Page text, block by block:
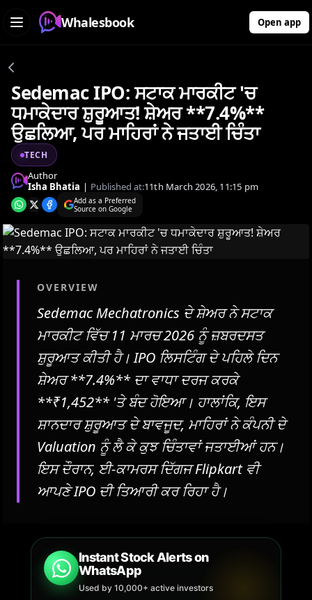
Whalesbook Open app
Sedemac IPO: ਸਟਾਕ ਮਾਰਕੀਟ 'ਚ
ਧਮਾਕੇਦਾਰ ਸ਼ੁਰੂਆਤ! ਸ਼ੇਅਰ **7.4%**
ਉਛਲਿਆ, ਪਰ ਮਾਹਿਰਾਂ ਨੇ ਜਤਾਈ ਚਿੰਤਾ
TECH
Author
Isha Bhatia | Published at:11th March 2026, 11:15 pm
Add as a Preferred
Source on Google
OVERVIEW
Sedemac Mechatronics ਦੇ ਸ਼ੇਅਰ ਨੇ ਸਟਾਕ
ਮਾਰਕੀਟ ਵਿੱਚ 11 ਮਾਰਚ 2026 ਨੂੰ ਜ਼ਬਰਦਸਤ
ਸ਼ੁਰੂਆਤ ਕੀਤੀ ਹੈ। IPO ਲਿਸਟਿੰਗ ਦੇ ਪਹਿਲੇ ਦਿਨ
ਸ਼ੇਅਰ **7.4%** ਦਾ ਵਾਧਾ ਦਰਜ ਕਰਕੇ
**₹1,452** 'ਤੇ ਬੰਦ ਹੋਇਆ। ਹਾਲਾਂਕਿ, ਇਸ
ਸ਼ਾਨਦਾਰ ਸ਼ੁਰੂਆਤ ਦੇ ਬਾਵਜੂਦ, ਮਾਹਿਰਾਂ ਨੇ ਕੰਪਨੀ ਦੇ
Valuation ਨੂੰ ਲੈ ਕੇ ਕੁਝ ਚਿੰਤਾਵਾਂ ਜਤਾਈਆਂ ਹਨ।
ਇਸ ਦੌਰਾਨ, ਈ-ਕਾਮਰਸ ਦਿੱਗਜ Flipkart ਵੀ
ਆਪਣੇ IPO ਦੀ ਤਿਆਰੀ ਕਰ ਰਿਹਾ ਹੈ।
Instant Stock Alerts on
WhatsApp
Used by 10,000+ active investors